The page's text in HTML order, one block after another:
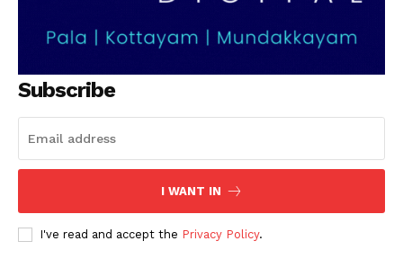
Subscribe
I WANT IN
I've read and accept the Privacy Policy.